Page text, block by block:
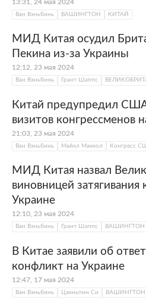
13:31, 24 мая 2024
Ван Вэньбинь ВАШИНГТОН КИТАЙ
МИД Китая осудил
Пекина из-за Украины
12:12, 23 мая 2024
Ван Вэньбинь Грант Шаппс
Китай предупредил
визитов конгрессменов
21:03, 23 мая 2024
Ван Вэньбинь Майкл Маккол Конгресс
МИД Китая назвал
виновницей затягивания
Украине
12:10, 23 мая 2024
Ван Вэньбинь Грант Шаппс ВАШИНГТОН
В Китае заявили об
конфликт на Украине
12:47, 17 мая 2024
Ван Вэньбинь Цзиньпин Си ВАШИНГТОН